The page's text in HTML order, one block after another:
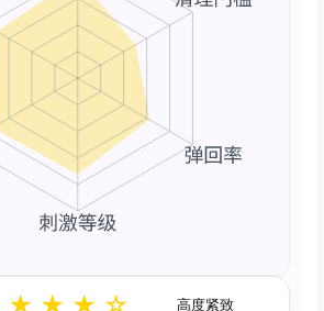
★ ★ ★ ☆ 高度紧致